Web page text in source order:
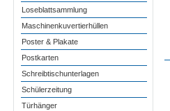
Loseblattsammlung
Maschinenkuvertierhüllen
Poster & Plakate
Postkarten
Schreibtischunterlagen
Schülerzeitung
Türhänger